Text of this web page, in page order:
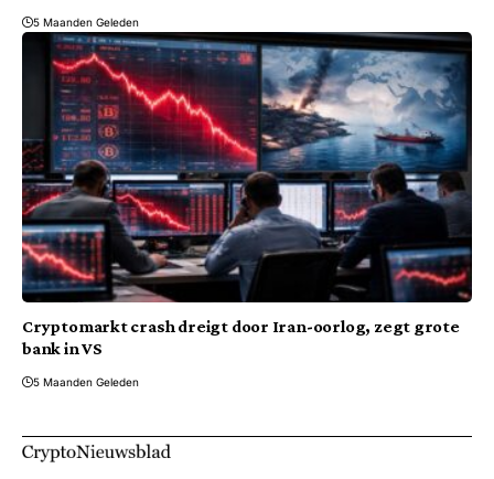
5 Maanden Geleden
Cryptomarkt crash dreigt door Iran-oorlog, zegt grote
bank in VS
5 Maanden Geleden